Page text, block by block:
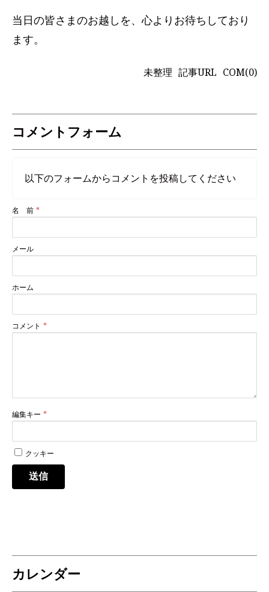
当日の皆さまのお越しを、心よりお待ちしており
ます。
未整理 記事URL COM(0)
コメントフォーム
以下のフォームからコメントを投稿してください
名 前
メール
ホーム
コメント
編集キー
クッキー
送信
カレンダー